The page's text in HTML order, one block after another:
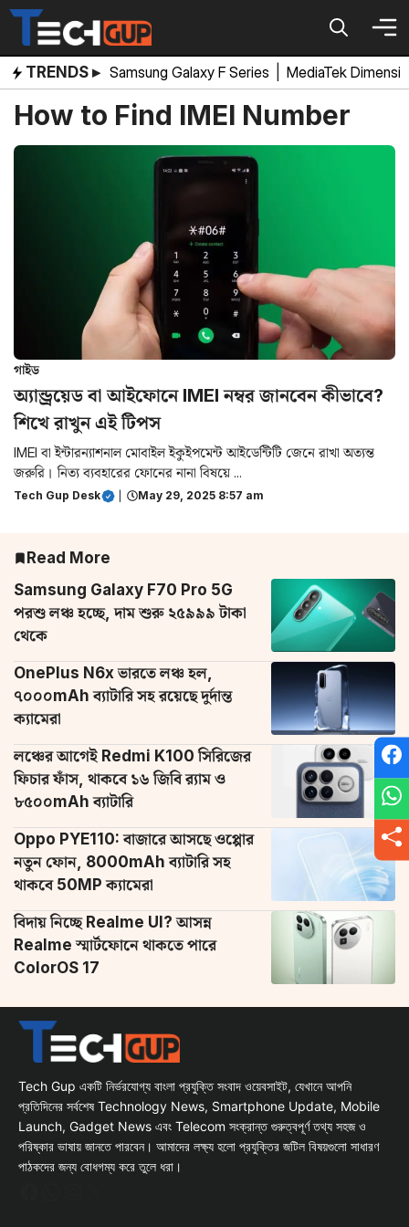
Skip
content
TRENDS ▸ Samsung Galaxy F Series MediaTek
How to Find IMEI Number
গাইড
অ্যান্ড্রয়েড বা আইফোনে IMEI নম্বর জানবেন কীভাবে?
শিখে রাখুন এই টিপস
IMEI বা ইন্টারন্যাশনাল মোবাইল ইকুইপমেন্ট আইডেন্টিটি জেনে রাখা অত্যন্ত
জরুরি। নিত্য ব্যবহারের ফোনের নানা বিষয়ে ...
Tech Gup Desk May 29, 2025 8:57 am
Read More
Samsung Galaxy F70 Pro 5G
পরশু লঞ্চ হচ্ছে, দাম শুরু ২৫৯৯৯ টাকা
থেকে
OnePlus N6x ভারতে লঞ্চ হল,
৭০০০mAh ব্যাটারি সহ রয়েছে দুর্দান্ত
ক্যামেরা
লঞ্চের আগেই Redmi K100 সিরিজের
ফিচার ফাঁস, থাকবে ১৬ জিবি র‌্যাম ও
৮৫০০mAh ব্যাটারি
Oppo PYE110: বাজারে আসছে ওপ্পোর
নতুন ফোন, 8000mAh ব্যাটারি সহ
থাকবে 50MP ক্যামেরা
বিদায় নিচ্ছে Realme UI? আসন্ন
Realme স্মার্টফোনে থাকতে পারে
ColorOS 17
Tech Gup একটি নির্ভরযোগ্য বাংলা প্রযুক্তি সংবাদ ওয়েবসাইট, যেখানে আপনি
প্রতিদিনের সর্বশেষ Technology News, Smartphone Update, Mobile
Launch, Gadget News এবং Telecom সংক্রান্ত গুরুত্বপূর্ণ তথ্য সহজ ও
পরিষ্কার ভাষায় জানতে পারবেন। আমাদের লক্ষ্য হলো প্রযুক্তির জটিল বিষয়গুলো সাধারণ
পাঠকদের জন্য বোধগম্য করে তুলে ধরা।